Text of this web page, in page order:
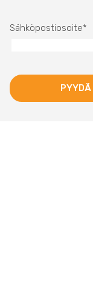
Sähköpostiosoite*